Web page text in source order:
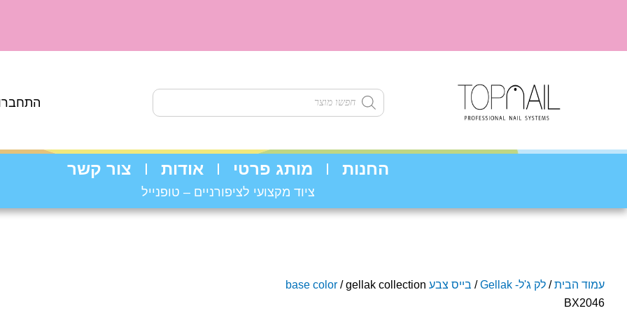
Products
search
החנות מותג פרטי אודות צור קשר
ציוד מקצועי לציפורניים – טופנייל
עמוד הבית/ לק ג'ל- Gellak / בייס צבע base color / gellak collection
BX2046